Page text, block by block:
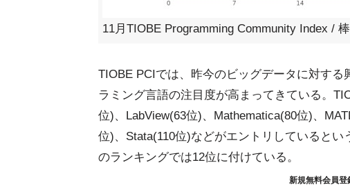
11月TIOBE Programming Community Index /
TIOBE PCIでは、昨今のビッグデータに対す
ラミング言語の注目度が高まってきている。
位)、LabView(63位)、Mathematica(80位)、
位)、Stata(110位)などがエントリしているとい
のランキングでは12位に付けている。
新規無料会員登